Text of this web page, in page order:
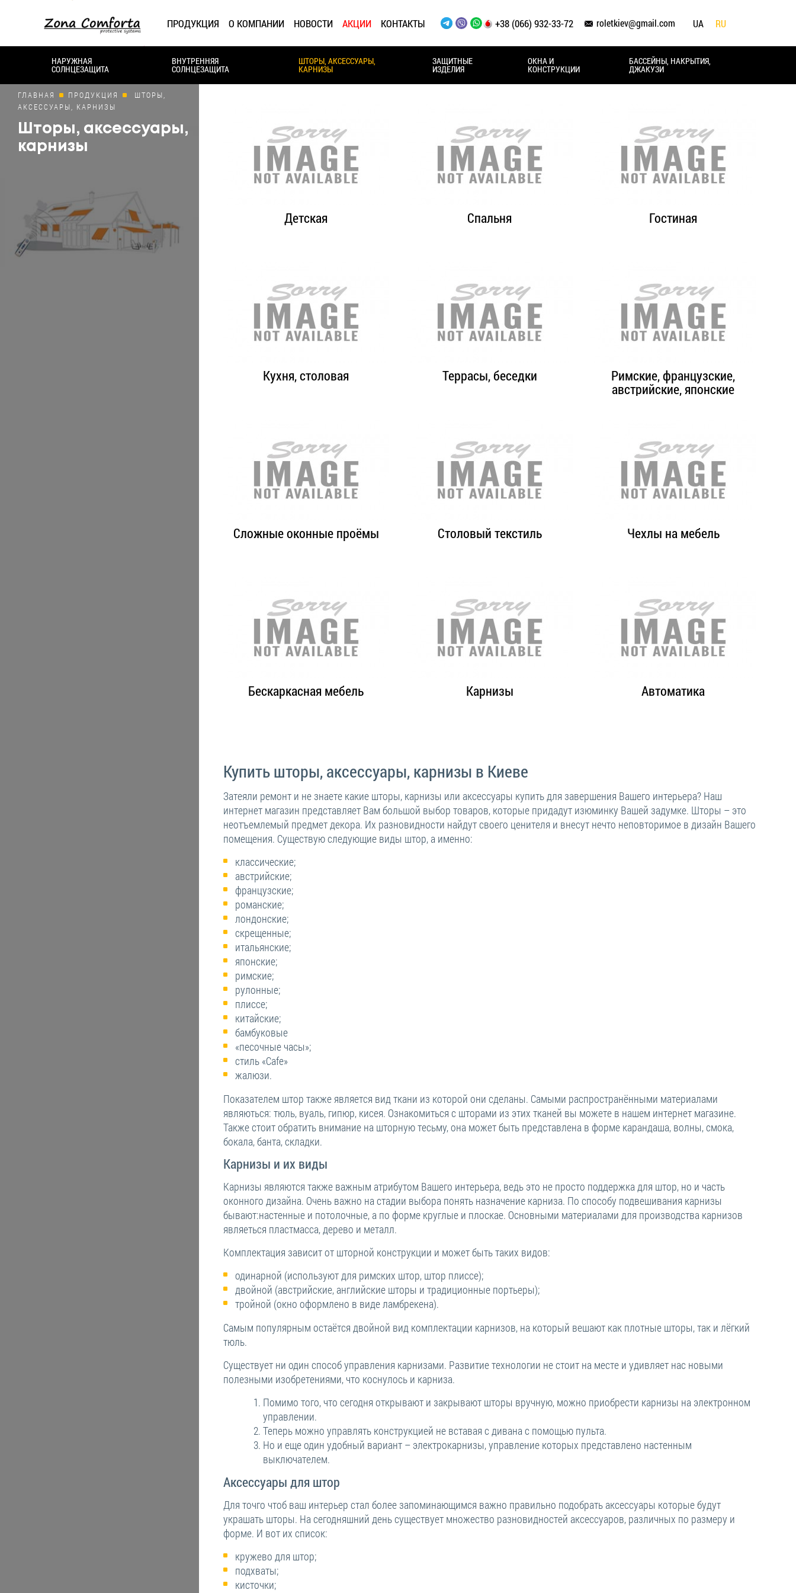
ПРОДУКЦИЯ О КОМПАНИИ НОВОСТИ АКЦИИ КОНТАКТЫ +38 (066) 932-33-72 roletkiev@gmail.com UA RU
НАРУЖНАЯ
СОЛНЦЕЗАЩИТА
ВНУТРЕННЯЯ
СОЛНЦЕЗАЩИТА
ШТОРЫ, АКСЕССУАРЫ,
КАРНИЗЫ
ЗАЩИТНЫЕ
ИЗДЕЛИЯ
ОКНА И
КОНСТРУКЦИИ
БАССЕЙНЫ, НАКРЫТИЯ,
ДЖАКУЗИ
ГЛАВНАЯ ПРОДУКЦИЯ
ШТОРЫ,
АКСЕССУАРЫ, КАРНИЗЫ
Шторы, аксессуары,
карнизы
Детская Спальня Гостиная
Кухня, столовая Террасы, беседки Римские, французские,
австрийские, японские
Сложные оконные проёмы Столовый текстиль Чехлы на мебель
Бескаркасная мебель Карнизы Автоматика
Купить шторы, аксессуары, карнизы в Киеве
Затеяли ремонт и не знаете какие шторы, карнизы или аксессуары купить для завершения Вашего интерьера? Наш
интернет магазин представляет Вам большой выбор товаров, которые придадут изюминку Вашей задумке. Шторы – это
неотъемлемый предмет декора. Их разновидности найдут своего ценителя и внесут нечто неповторимое в дизайн Вашего
помещения. Существую следующие виды штор, а именно:
классические;
австрийские;
французские;
романские;
лондонские;
скрещенные;
итальянские;
японские;
римские;
рулонные;
плиссе;
китайские;
бамбуковые
«песочные часы»;
стиль «Cafe»
жалюзи.
Показателем штор также является вид ткани из которой они сделаны. Самыми распространёнными материалами
являються: тюль, вуаль, гипюр, кисея. Ознакомиться с шторами из этих тканей вы можете в нашем интернет магазине.
Также стоит обратить внимание на шторную тесьму, она может быть представлена в форме карандаша, волны, смока,
бокала, банта, складки.
Карнизы и их виды
Карнизы являются также важным атрибутом Вашего интерьера, ведь это не просто поддержка для штор, но и часть
оконного дизайна. Очень важно на стадии выбора понять назначение карниза. По способу подвешивания карнизы
бывают:настенные и потолочные, а по форме круглые и плоскае. Основными материалами для производства карнизов
являеться пластмасса, дерево и металл.
Комплектация зависит от шторной конструкции и может быть таких видов:
одинарной (используют для римских штор, штор плиссе);
двойной (австрийские, английские шторы и традиционные портьеры);
тройной (окно оформлено в виде ламбрекена).
Самым популярным остаётся двойной вид комплектации карнизов, на который вешают как плотные шторы, так и лёгкий
тюль.
Существует ни один способ управления карнизами. Развитие технологии не стоит на месте и удивляет нас новыми
полезными изобретениями, что коснулось и карниза.
Помимо того, что сегодня открывают и закрывают шторы вручную, можно приобрести карнизы на электронном
управлении.
Теперь можно управлять конструкцией не вставая с дивана с помощью пульта.
Но и еще один удобный вариант – электрокарнизы, управление которых представлено настенным
выключателем.
Аксессуары для штор
Для точго чтоб ваш интерьер стал более запоминающимся важно правильно подобрать аксессуары которые будут
украшать шторы. На сегодняшний день существует множество разновидностей аксессуаров, различных по размеру и
форме. И вот их список:
кружево для штор;
подхваты;
кисточки;